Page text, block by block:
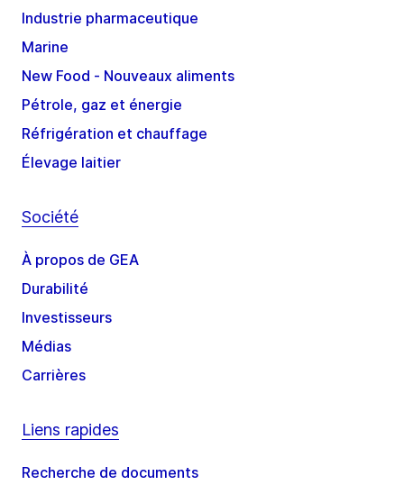
Industrie pharmaceutique
Marine
New Food - Nouveaux aliments
Pétrole, gaz et énergie
Réfrigération et chauffage
Élevage laitier
Société
À propos de GEA
Durabilité
Investisseurs
Médias
Carrières
Liens rapides
Recherche de documents